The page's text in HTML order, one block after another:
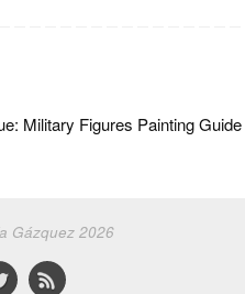
Military Figures Painting Guide
Gázquez 2026